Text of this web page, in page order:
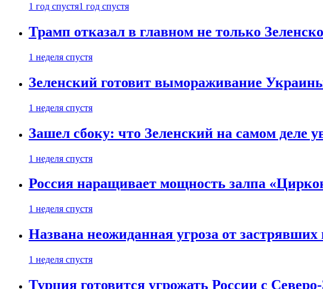
1 год спустя1 год спустя
Трамп отказал в главном не только
1 неделя спустя
Зеленский готовит вымораживание
1 неделя спустя
Зашел сбоку: что Зеленский на самом деле
1 неделя спустя
Россия наращивает мощность залпа
1 неделя спустя
Названа неожиданная угроза от
1 неделя спустя
Турция готовится угрожать России с